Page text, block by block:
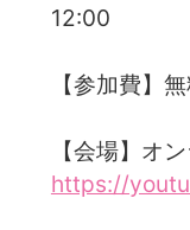
12:00
【参加費】
【会場】オ
https://